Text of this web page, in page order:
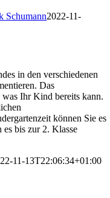
Schumann2022-11-
in den verschiedenen
Das
was Ihr Kind bereits kann.
können Sie es
es bis zur 2. Klasse
11-13T22:06:34+01:00